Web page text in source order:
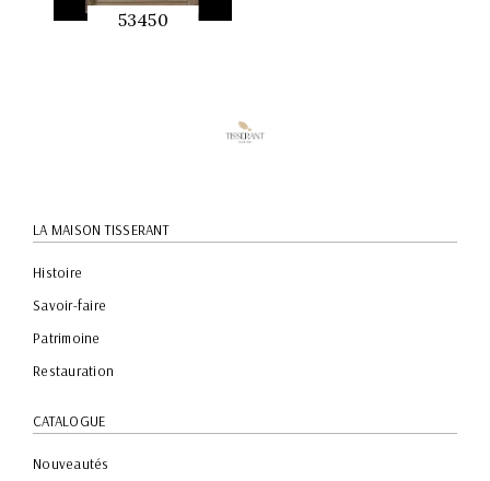
53450
LA MAISON TISSERANT
Histoire
Savoir-faire
Patrimoine
Restauration
CATALOGUE
Nouveautés